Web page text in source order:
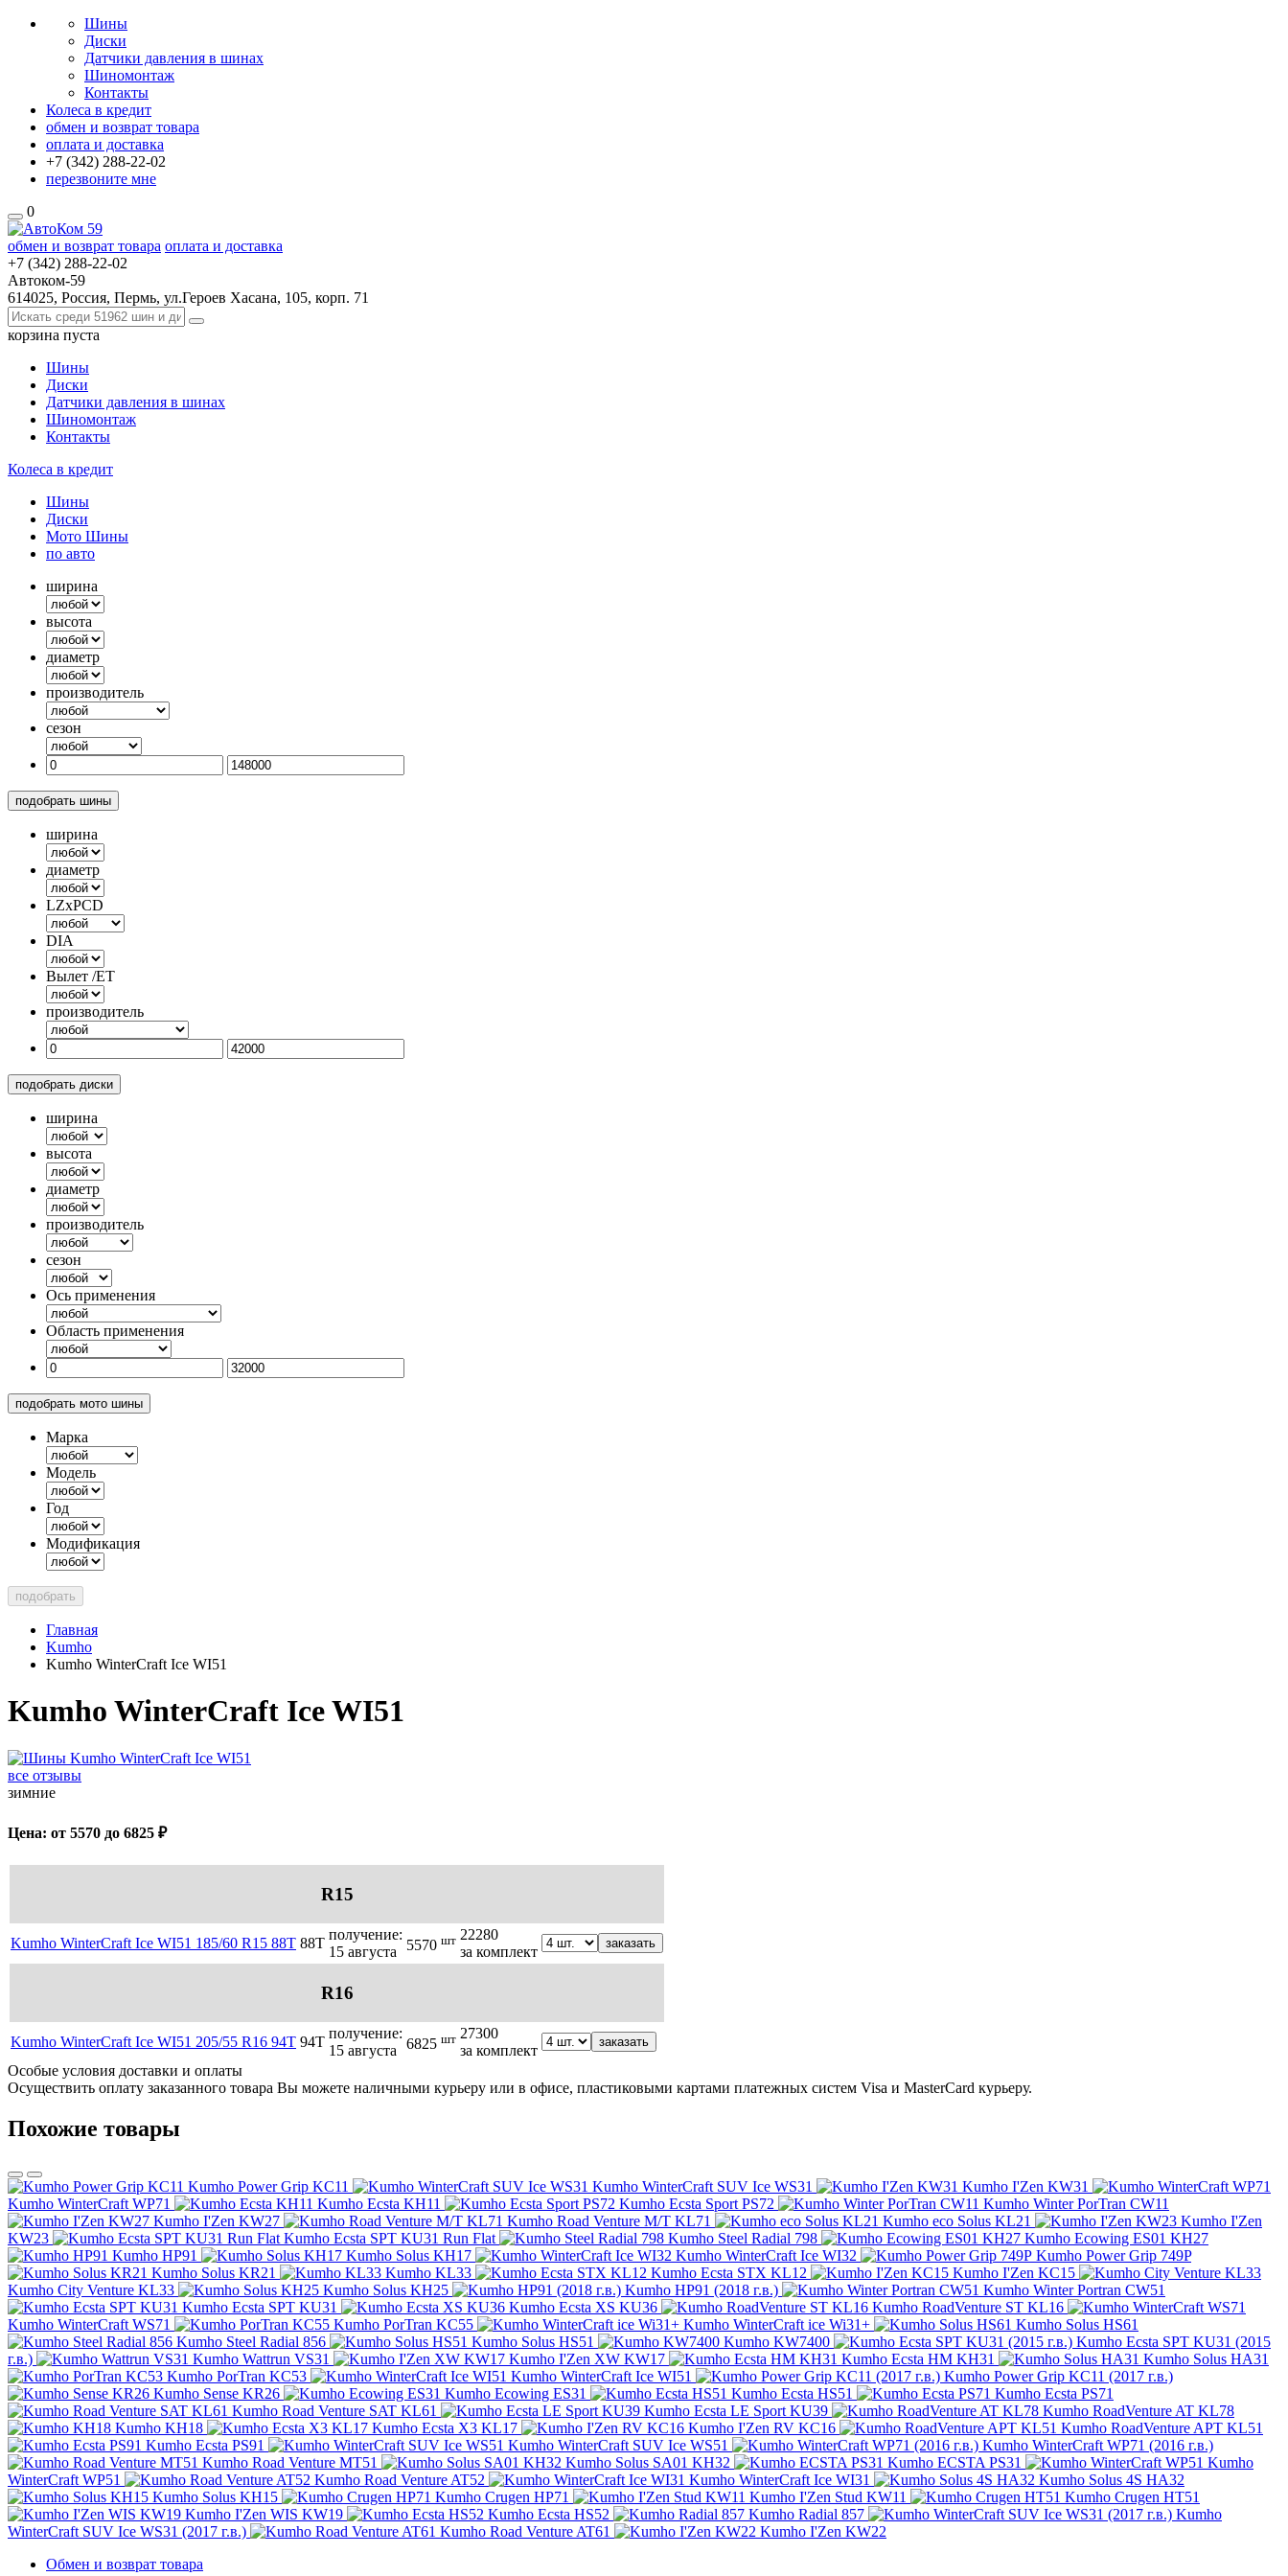
Шины
Диски
Датчики давления в шинах
Шиномонтаж
Контакты
Колеса в кредит
обмен и возврат товара
оплата и доставка
+7 (342) 288-22-02
перезвоните мне
0
обмен и возврат товара оплата и доставка
+7 (342) 288-22-02
Автоком-59
614025, Россия, Пермь, ул.Героев Хасана, 105, корп. 71
корзина пуста
Шины
Диски
Датчики давления в шинах
Шиномонтаж
Контакты
Колеса в кредит
Шины
Диски
Мото Шины
по авто
ширина
высота
диаметр
производитель
сезон
подобрать шины
ширина
диаметр
LZxPCD
DIA
Вылет /ET
производитель
подобрать диски
ширина
высота
диаметр
производитель
сезон
Ось применения
Область применения
подобрать мото шины
Марка
Модель
Год
Модификация
подобрать
Главная
Kumho
Kumho WinterCraft Ice WI51
Kumho WinterCraft Ice WI51
все отзывы
зимние
Цена: от 5570 до 6825 ₽
R15
Kumho WinterCraft Ice WI51 185/60 R15 88T 88T
получение:
15 августа
5570 шт 22280
за комплект
заказать
R16
Kumho WinterCraft Ice WI51 205/55 R16 94T 94T
получение:
15 августа 6825 шт 27300
за комплект
заказать
Особые условия доставки и оплаты
Осуществить оплату заказанного товара Вы можете наличными курьеру или в офисе, пластиковыми картами платежных систем Visa и MasterCard курьеру.
Похожие товары
Kumho Power Grip KC11 Kumho WinterCraft SUV Ice WS31
Kumho I'Zen KW31
Kumho WinterCraft WP71
Kumho Ecsta KH11 Kumho Ecsta Sport PS72
Kumho Winter PorTran CW11
Kumho I'Zen KW27
Kumho Road Venture M/T KL71 Kumho eco Solus KL21
Kumho I'Zen
KW23
Kumho Ecsta SPT KU31 Run Flat Kumho Steel Radial 798
Kumho Ecowing ES01 KH27
Kumho HP91
Kumho Solus KH17 Kumho WinterCraft Ice WI32
Kumho Power Grip 749P
Kumho Solus KR21
Kumho KL33 Kumho Ecsta STX KL12
Kumho I'Zen KC15
Kumho City Venture KL33
Kumho Solus KH25 Kumho HP91 (2018 г.в.)
Kumho Winter Portran CW51
Kumho Ecsta SPT KU31
Kumho Ecsta XS KU36
Kumho RoadVenture ST KL16
Kumho WinterCraft WS71
Kumho PorTran KC55 Kumho WinterCraft ice Wi31+
Kumho Solus HS61
Kumho Steel Radial 856
Kumho Solus HS51 Kumho KW7400
Kumho Ecsta SPT KU31 (2015
г.в.)
Kumho Wattrun VS31 Kumho I'Zen XW KW17 Kumho Ecsta HM KH31
Kumho Solus HA31
Kumho PorTran KC53
Kumho WinterCraft Ice WI51
Kumho Power Grip KC11 (2017 г.в.)
Kumho Sense KR26
Kumho Ecowing ES31 Kumho Ecsta HS51
Kumho Ecsta PS71
Kumho Road Venture SAT KL61
Kumho Ecsta LE Sport KU39
Kumho RoadVenture AT KL78
Kumho KH18
Kumho Ecsta X3 KL17 Kumho I'Zen RV KC16
Kumho RoadVenture APT KL51
Kumho Ecsta PS91
Kumho WinterCraft SUV Ice WS51
Kumho WinterCraft WP71 (2016 г.в.)
Kumho Road Venture MT51
Kumho Solus SA01 KH32 Kumho ECSTA PS31
Kumho
WinterCraft WP51
Kumho Road Venture AT52 Kumho WinterCraft Ice WI31
Kumho Solus 4S HA32
Kumho Solus KH15
Kumho Crugen HP71 Kumho I'Zen Stud KW11
Kumho Crugen HT51
Kumho I'Zen WIS KW19
Kumho Ecsta HS52 Kumho Radial 857
Kumho
WinterCraft SUV Ice WS31 (2017 г.в.)
Kumho Road Venture AT61
Kumho I'Zen KW22
Обмен и возврат товара